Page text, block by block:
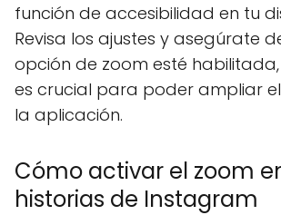
función de accesibilidad en tu
Revisa los ajustes y asegúrate
opción de zoom esté
es crucial para poder ampliar
la aplicación.
Cómo activar el zoom
historias de Instagram